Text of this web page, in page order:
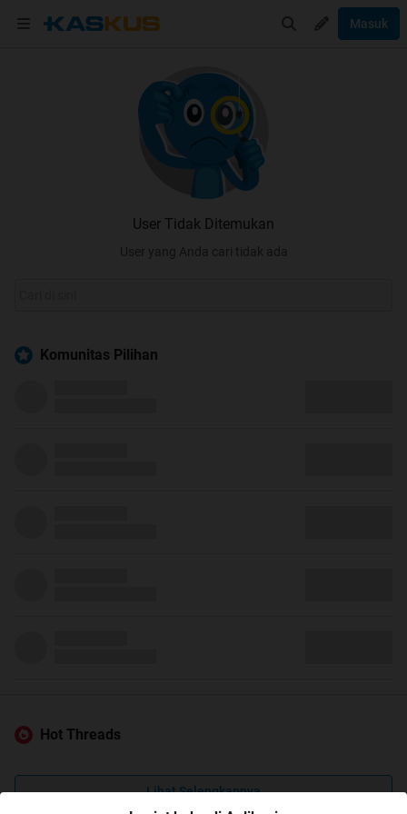
Masuk
User Tidak Ditemukan
User yang Anda cari tidak ada
Komunitas Pilihan
Hot Threads
Lihat Selengkapnya